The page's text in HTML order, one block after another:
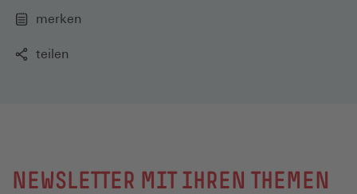
merken
teilen
NEWSLETTER MIT IHREN THEMEN